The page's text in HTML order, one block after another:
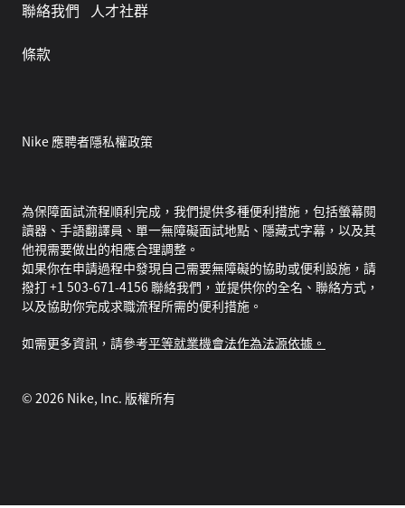
聯絡我們
人才社群
條款
Nike 應聘者隱私權政策
為保障面試流程順利完成，我們提供多種便利措施，包括螢幕閱
讀器、手語翻譯員、單一無障礙面試地點、隱藏式字幕，以及其
他視需要做出的相應合理調整。
如果你在申請過程中發現自己需要無障礙的協助或便利設施，請
撥打 +1 503-671-4156 聯絡我們，並提供你的全名、聯絡方式，
以及協助你完成求職流程所需的便利措施。
如需更多資訊，請參考平等就業機會法作為法源依據。
© 2026 Nike, Inc. 版權所有